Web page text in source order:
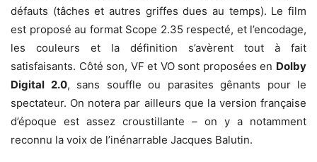
défauts (tâches et autres griffes dues au temps). Le film
est proposé au format Scope 2.35 respecté, et l’encodage,
les couleurs et la définition s’avèrent tout à fait
satisfaisants. Côté son, VF et VO sont proposées en Dolby
Digital 2.0, sans souffle ou parasites gênants pour le
spectateur. On notera par ailleurs que la version française
d’époque est assez croustillante – on y a notamment
reconnu la voix de l’inénarrable Jacques Balutin.